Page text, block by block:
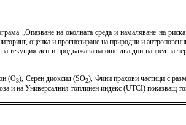
„Опазване на околната среда и намаляване на
оценка и прогнозиране на природни и
текущия ден и продължаваща още два дни напред за
(O3), Серен диоксид (SO2), Фини прахови частици с
и на Универсалния топлинен индекс (UTCI) показващ